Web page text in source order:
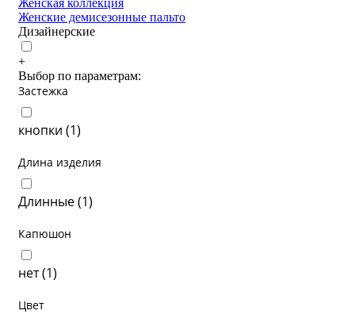
Женская коллекция
Женские демисезонные пальто
Дизайнерские
+
Выбор по параметрам:
Застежка
кнопки (1)
Длина изделия
Длинные (1)
Капюшон
нет (1)
Цвет